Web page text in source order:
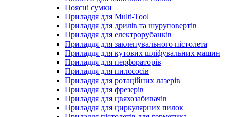
Поясні сумки
Приладдя для Multi-Tool
Приладдя для дрилів та шуруповертів
Приладдя для електрорубанків
Приладдя для заклепувального пістолета
Приладдя для кутових шліфувальних машин
Приладдя для перфораторів
Приладдя для пилососів
Приладдя для ротаційних лазерів
Приладдя для фрезерів
Приладдя для цвяхозабивачів
Приладдя для циркулярних пилок